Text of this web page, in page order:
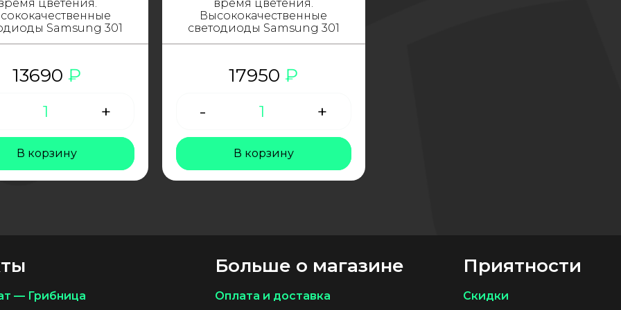
цветения.
Samsung 301
13690₽
Количество
товара
180W
+
В корзину
время цветения.
Высококачественные
светодиоды Samsung 301
17950₽
-
Количество
товара
240W
+
В корзину
— Грибница
Больше о магазине
Оплата и доставка
Приятности
Скидки